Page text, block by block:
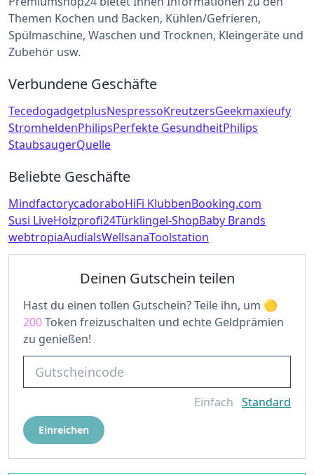
Themen Kochen und Backen, Kühlen/Gefrieren,
Spülmaschine, Waschen und Trocknen, Kleingeräte und
Zubehör usw.
Verbundene Geschäfte
TecedogadgetplusNespressoKreutzersGeekmaxieufy
StromheldenPhilipsPerfekte GesundheitPhilips
StaubsaugerQuelle
Beliebte Geschäfte
MindfactorycadoraboHiFi KlubbenBooking.com
Susi LiveHolzprofi24Türklingel-ShopBaby Brands
webtropiaAudialsWellsanaToolstation
Deinen Gutschein teilen
Hast du einen tollen Gutschein? Teile ihn, um
200Token freizuschalten und echte Geldprämien
zu genießen!
Einfach Standard
Einreichen